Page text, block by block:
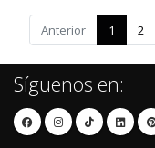
Anterior 1 2
Síguenos en: